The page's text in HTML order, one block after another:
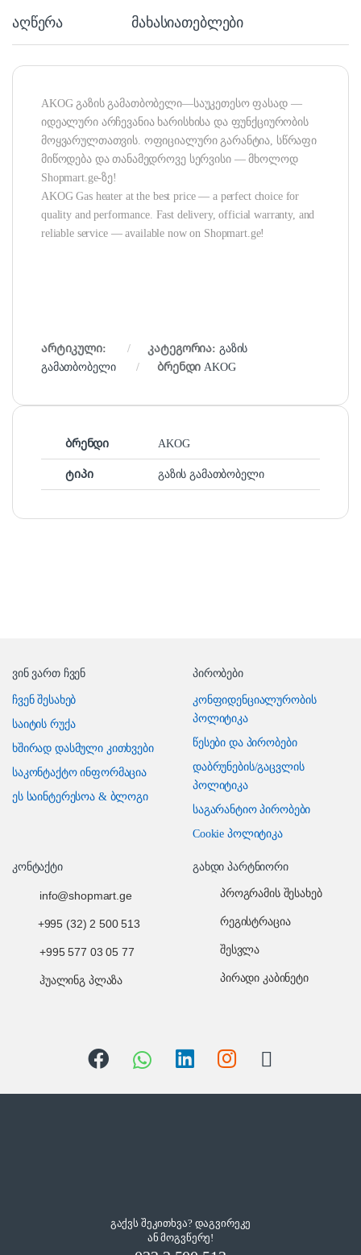
აღწერა მახასიათებლები
AKOG გაზის გამათბობელი—საუკეთესო ფასად —
იდეალური არჩევანია ხარისხისა და ფუნქციურობის
მოყვარულთათვის. ოფიციალური გარანტია, სწრაფი
მიწოდება და თანამედროვე სერვისი — მხოლოდ
Shopmart.ge-ზე!
AKOG Gas heater at the best price — a perfect choice for
quality and performance. Fast delivery, official warranty, and
reliable service — available now on Shopmart.ge!
არტიკული: კატეგორია: გაზის
გამათბობელი
ბრენდიAKOG
ბრენდი AKOG
ტიპი გაზის გამათბობელი
ვინ ვართ ჩვენ
ჩვენ შესახებ
საიტის რუქა
ხშირად დასმული კითხვები
საკონტაქტო ინფორმაცია
ეს საინტერესოა & ბლოგი
პირობები
კონფიდენციალურობის
პოლიტიკა
წესები და პირობები
დაბრუნების/გაცვლის
პოლიტიკა
საგარანტიო პირობები
Cookie პოლიტიკა
კონტაქტი
info@shopmart.ge
+995 (32) 2 500 513
+995 577 03 05 77
ჰუალინგ პლაზა
გახდი პარტნიორი
პროგრამის შესახებ
რეგისტრაცია
შესვლა
პირადი კაბინეტი
გაქვს შეკითხვა? დაგვირეკე
ან მოგვწერე!